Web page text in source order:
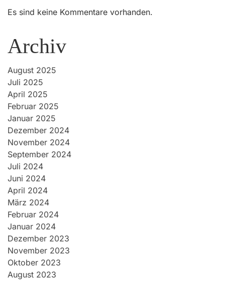
Es sind keine Kommentare vorhanden.
Archiv
August 2025
Juli 2025
April 2025
Februar 2025
Januar 2025
Dezember 2024
November 2024
September 2024
Juli 2024
Juni 2024
April 2024
März 2024
Februar 2024
Januar 2024
Dezember 2023
November 2023
Oktober 2023
August 2023